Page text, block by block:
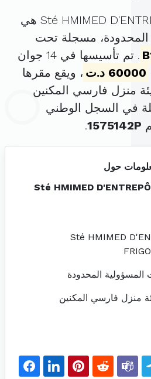
Sté HMIMED D'ENTREPÔT FRIGORIFIQUE هي
مسجلة تحت
. تم تأسيسها في 14 جوان
60000 د.ت
، ويقع مقرها
منزل فارسي المكنين
في السجل الوطني
1575142P
.
حول
Sté HMIMED
Sté HMIMED
المحدودة
منزل فارسي المكنين